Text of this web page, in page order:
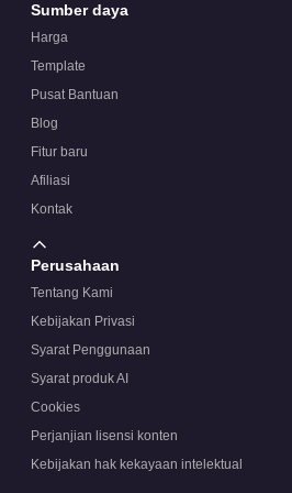
Sumber daya
Harga
Template
Pusat Bantuan
Blog
Fitur baru
Afiliasi
Kontak
Perusahaan
Tentang Kami
Kebijakan Privasi
Syarat Penggunaan
Syarat produk AI
Cookies
Perjanjian lisensi konten
Kebijakan hak kekayaan intelektual